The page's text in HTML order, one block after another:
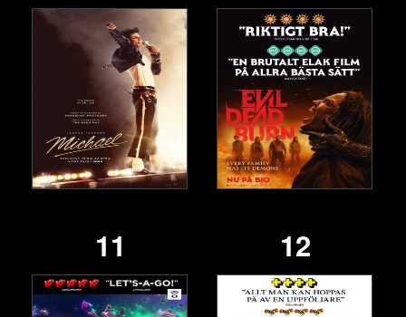
11 12